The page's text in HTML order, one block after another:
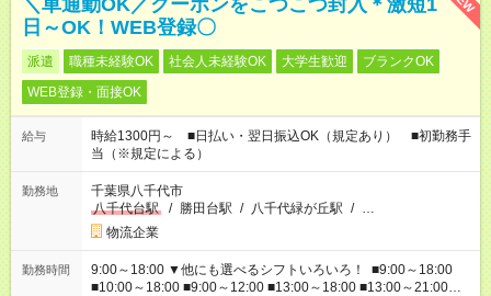
＼車通勤OK／クーポンをこつこつ封入＊激短1
日～OK！WEB登録〇
派遣 職種未経験OK 社会人未経験OK 大学生歓迎
ブランクOK
WEB登録・面接OK
給与
時給1300円～ ■日払い・翌日振込OK（規定あり） ■初勤務手
当（※規定による）
勤務地
千葉県八千代市
八千代台駅
/ 勝田台駅 / 八千代緑が丘駅 / …
物流企業
勤務時間
9:00～18:00 ▼他にも選べるシフトいろいろ！ ■9:00～18:00
■10:00～18:00 ■9:00～12:00 ■13:00～18:00 ■13:00～21:00